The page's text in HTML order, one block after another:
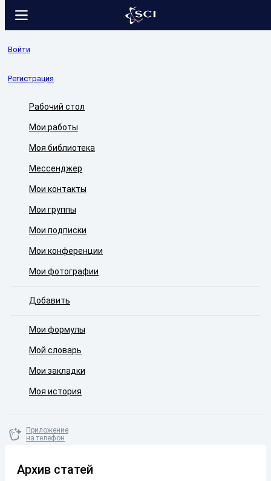
Войти
Регистрация
Рабочий стол
Мои работы
Моя библиотека
Мессенджер
Мои контакты
Мои группы
Мои подписки
Мои конференции
Мои фотографии
Добавить
Мои формулы
Мой словарь
Мои закладки
Моя история
Приложение
на телефон
Архив статей